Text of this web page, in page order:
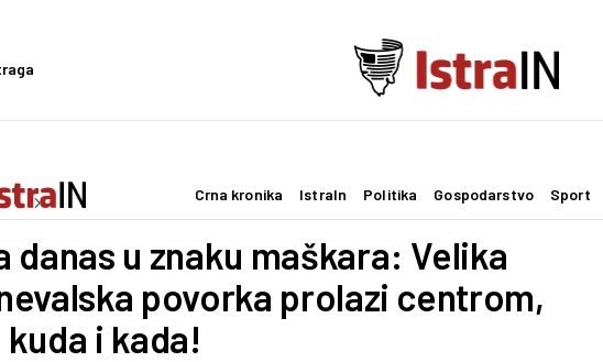
Crna kronika IstraIn Politika Gospodarstvo Sport
Zanimljivosti
danas u znaku maškara: Velika
povorka prolazi centrom,
kuda i kada!